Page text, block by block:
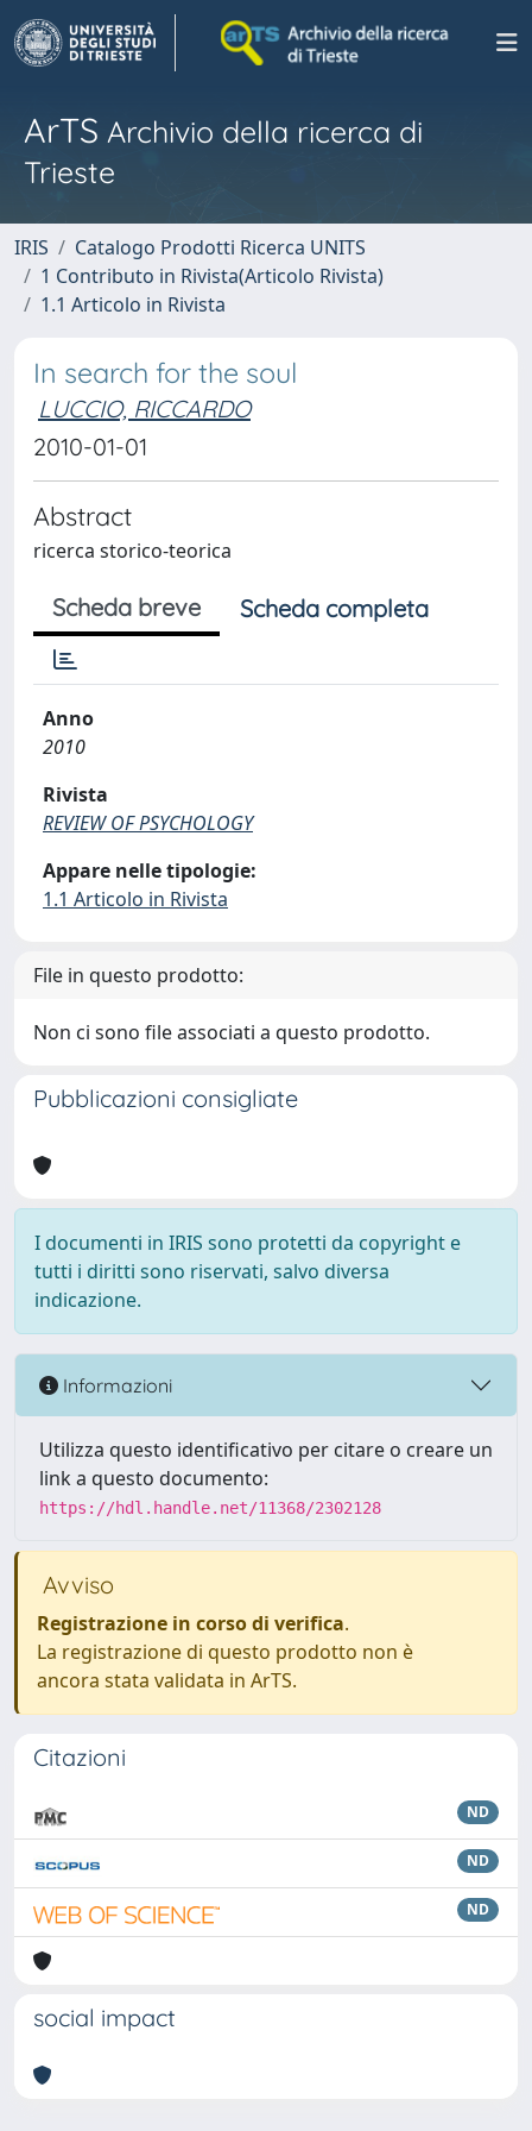
ArTS Archivio della ricerca di
Trieste
IRIS
Catalogo Prodotti Ricerca UNITS
1 Contributo in Rivista(Articolo Rivista)
1.1 Articolo in Rivista
In search for the soul
LUCCIO, RICCARDO
2010-01-01
Abstract
ricerca storico-teorica
Scheda breve Scheda completa
Anno
2010
Rivista
REVIEW OF PSYCHOLOGY
Appare nelle tipologie:
1.1 Articolo in Rivista
File in questo prodotto:
Non ci sono file associati a questo prodotto.
Pubblicazioni consigliate
I documenti in IRIS sono protetti da copyright e
tutti i diritti sono riservati, salvo diversa
indicazione.
Informazioni
Utilizza questo identificativo per citare o creare un
link a questo documento:
https://hdl.handle.net/11368/2302128
Avviso
Registrazione in corso di verifica.
La registrazione di questo prodotto non è
ancora stata validata in ArTS.
Citazioni
ND
ND
ND
social impact